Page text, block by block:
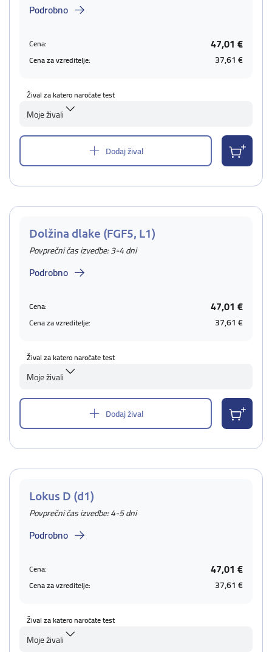
Podrobno
Cena: 47,01 €
Cena za vzreditelje: 37,61 €
Žival za katero naročate test
Moje živali
Dodaj žival
Dolžina dlake (FGF5, L1)
Povprečni čas izvedbe: 3-4 dni
Podrobno
Cena: 47,01 €
Cena za vzreditelje: 37,61 €
Žival za katero naročate test
Moje živali
Dodaj žival
Lokus D (d1)
Povprečni čas izvedbe: 4-5 dni
Podrobno
Cena: 47,01 €
Cena za vzreditelje: 37,61 €
Žival za katero naročate test
Moje živali